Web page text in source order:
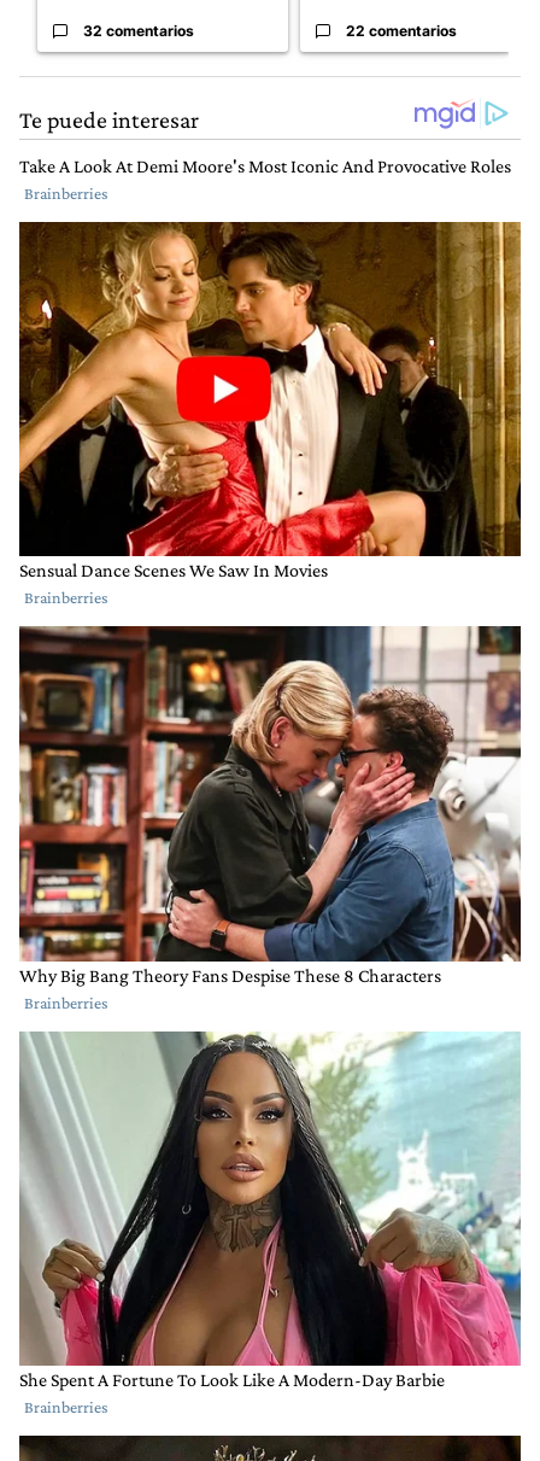
32 comentarios 22 comentarios